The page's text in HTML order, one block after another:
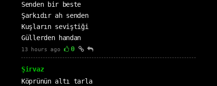
Senden bir beste
Şarkıdır ah senden
Kuşların seviştiği
Güllerden handan
13 hours ago 0
Şirvaz
Köprünün altı tarla